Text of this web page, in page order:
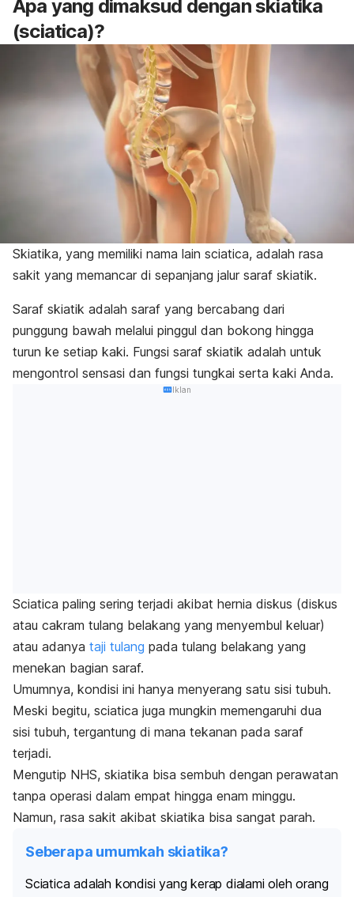
Apa yang dimaksud dengan skiatika
(sciatica)?
Skiatika, yang memiliki nama lain sciatica, adalah rasa
sakit yang memancar di sepanjang jalur saraf skiatik.
Saraf skiatik adalah saraf yang bercabang dari
punggung bawah melalui pinggul dan bokong hingga
turun ke setiap kaki. Fungsi saraf skiatik adalah untuk
mengontrol sensasi dan fungsi tungkai serta kaki Anda.
Iklan
Sciatica paling sering terjadi akibat hernia diskus (diskus
atau cakram tulang belakang yang menyembul keluar)
atau adanya taji tulang pada tulang belakang yang
menekan bagian saraf.
Umumnya, kondisi ini hanya menyerang satu sisi tubuh.
Meski begitu, sciatica juga mungkin memengaruhi dua
sisi tubuh, tergantung di mana tekanan pada saraf
terjadi.
Mengutip NHS, skiatika bisa sembuh dengan perawatan
tanpa operasi dalam empat hingga enam minggu.
Namun, rasa sakit akibat skiatika bisa sangat parah.
Seberapa umumkah skiatika?
Sciatica adalah kondisi yang kerap dialami oleh orang